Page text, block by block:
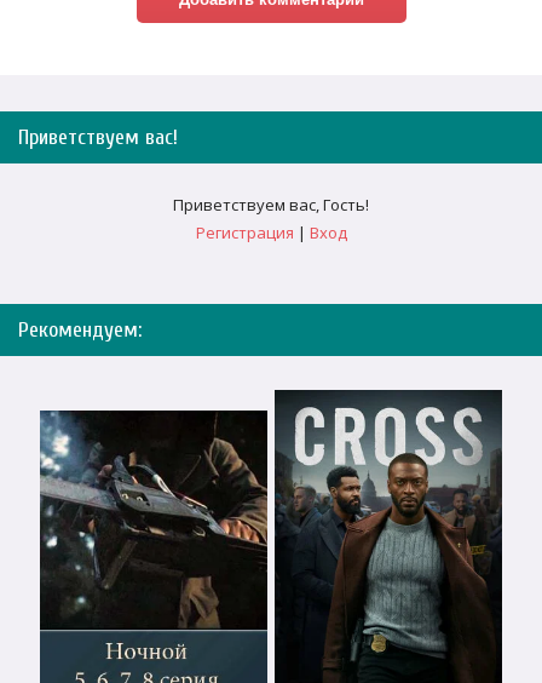
Приветствуем вас!
Приветствуем вас,Гость!
Регистрация | Вход
Рекомендуем: